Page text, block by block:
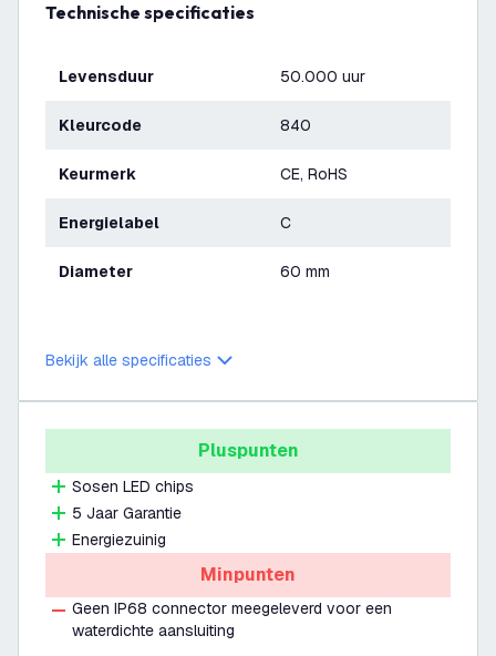
Technische specificaties
Levensduur 50.000 uur
Kleurcode 840
Keurmerk CE, RoHS
Energielabel C
Diameter 60 mm
Bekijk alle specificaties
Pluspunten
Sosen LED chips
5 Jaar Garantie
Energiezuinig
Minpunten
Geen IP68 connector meegeleverd voor een
waterdichte aansluiting